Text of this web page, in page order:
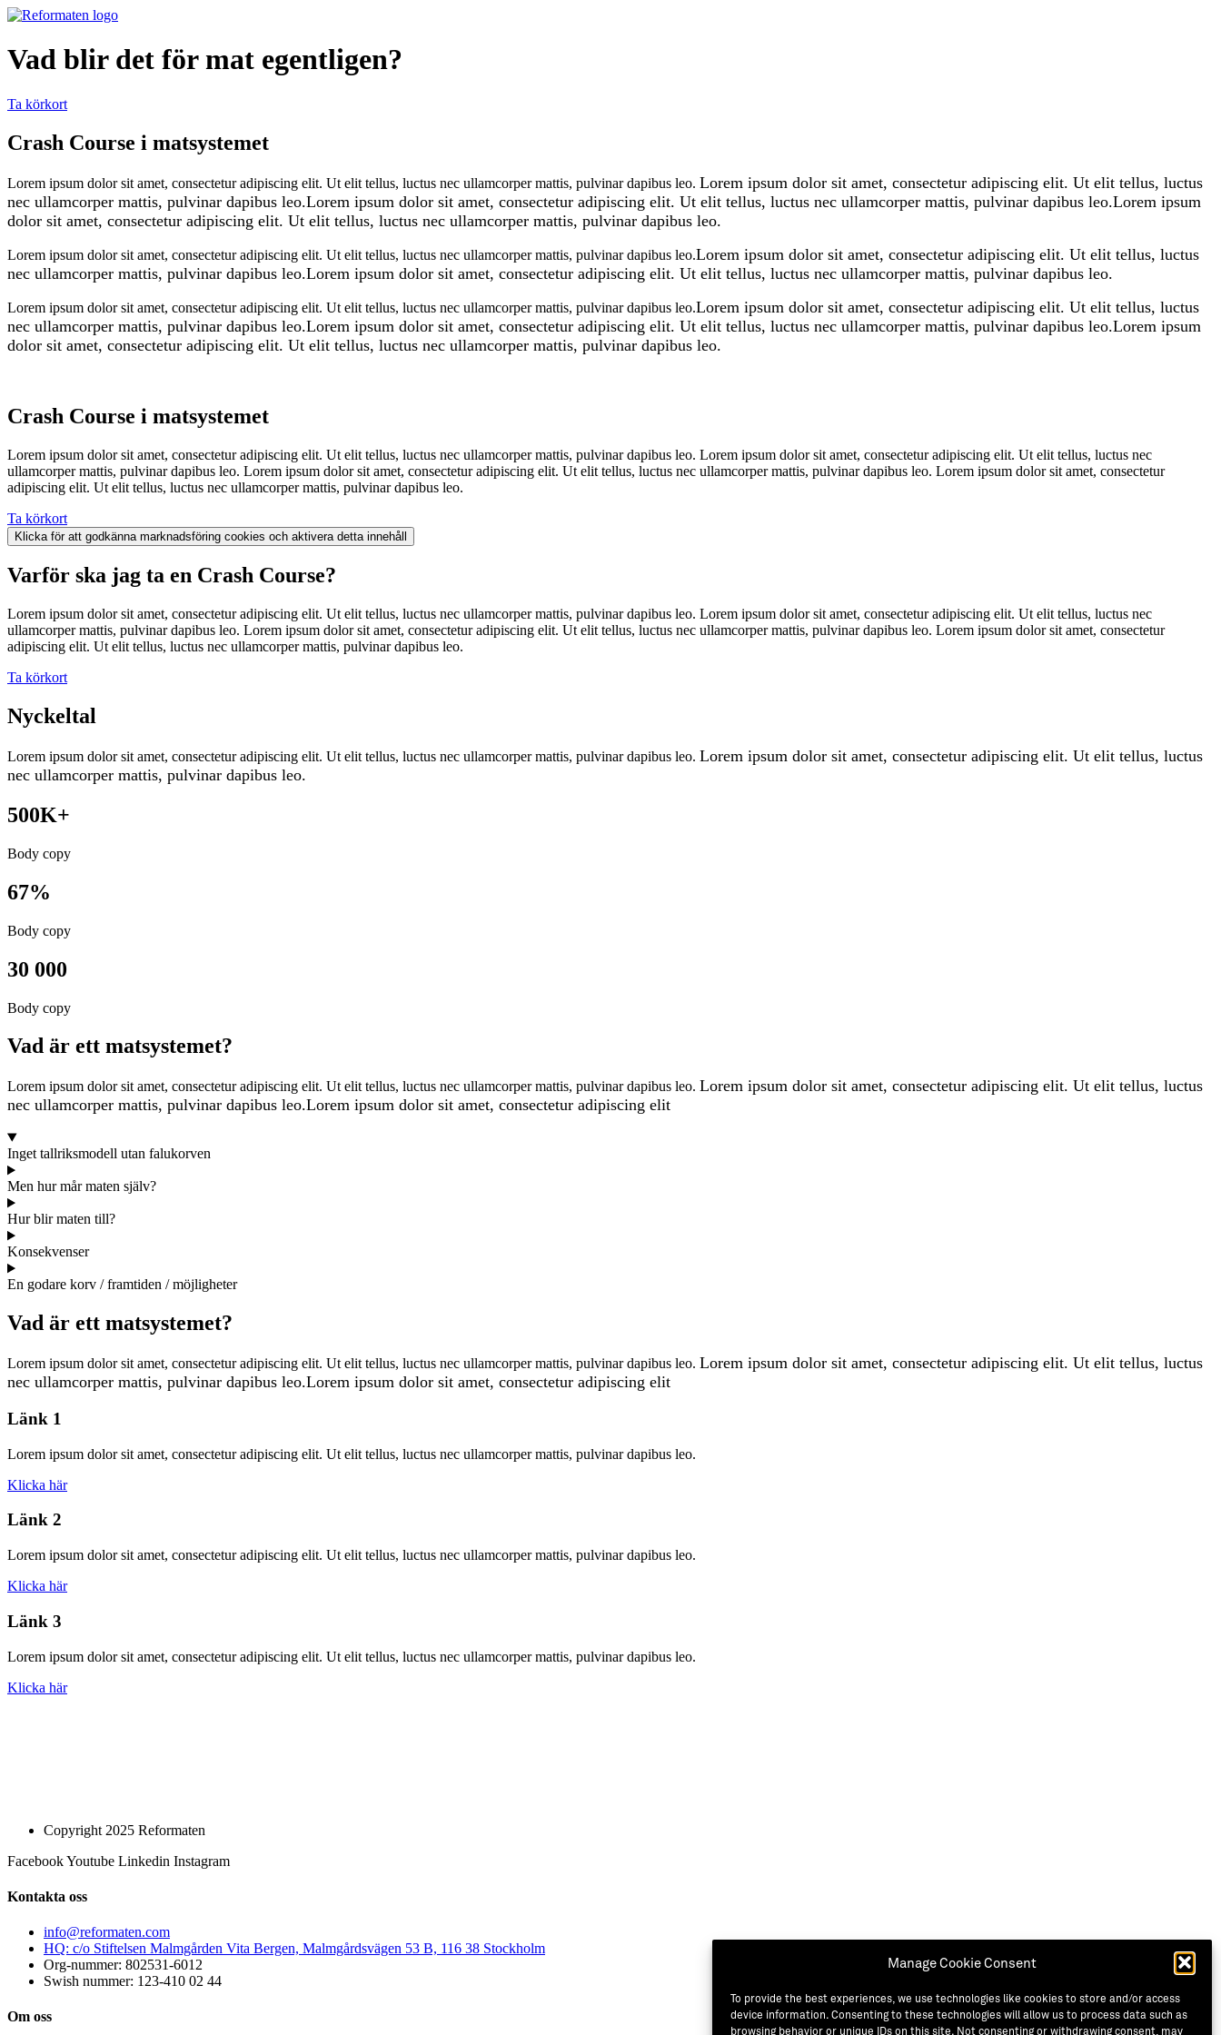
Manage Cookie Consent
To provide the best experiences, we use technologies like cookies to store and/or access
device information. Consenting to these technologies will allow us to process data such as
browsing behavior or unique IDs on this site. Not consenting or withdrawing consent, may
Hoppa
innehåll
Vad blir det för mat egentligen?
Ta körkort
Crash Course i matsystemet
Lorem ipsum dolor sit amet, consectetur adipiscing elit. Ut elit tellus, luctus nec ullamcorper mattis, pulvinar dapibus leo. Lorem ipsum dolor sit amet, consectetur adipiscing elit. Ut elit tellus, luctus
nec ullamcorper mattis, pulvinar dapibus leo.Lorem ipsum dolor sit amet, consectetur adipiscing elit. Ut elit tellus, luctus nec ullamcorper mattis, pulvinar dapibus leo.Lorem ipsum
dolor sit amet, consectetur adipiscing elit. Ut elit tellus, luctus nec ullamcorper mattis, pulvinar dapibus leo.
Lorem ipsum dolor sit amet, consectetur adipiscing elit. Ut elit tellus, luctus nec ullamcorper mattis, pulvinar dapibus leo.Lorem ipsum dolor sit amet, consectetur adipiscing elit. Ut elit tellus, luctus
nec ullamcorper mattis, pulvinar dapibus leo.Lorem ipsum dolor sit amet, consectetur adipiscing elit. Ut elit tellus, luctus nec ullamcorper mattis, pulvinar dapibus leo.
Lorem ipsum dolor sit amet, consectetur adipiscing elit. Ut elit tellus, luctus nec ullamcorper mattis, pulvinar dapibus leo.Lorem ipsum dolor sit amet, consectetur adipiscing elit. Ut elit tellus, luctus
nec ullamcorper mattis, pulvinar dapibus leo.Lorem ipsum dolor sit amet, consectetur adipiscing elit. Ut elit tellus, luctus nec ullamcorper mattis, pulvinar dapibus leo.Lorem ipsum
dolor sit amet, consectetur adipiscing elit. Ut elit tellus, luctus nec ullamcorper mattis, pulvinar dapibus leo.
Crash Course i matsystemet
Lorem ipsum dolor sit amet, consectetur adipiscing elit. Ut elit tellus, luctus nec ullamcorper mattis, pulvinar dapibus leo. Lorem ipsum dolor sit amet, consectetur adipiscing elit. Ut elit tellus, luctus nec
ullamcorper mattis, pulvinar dapibus leo. Lorem ipsum dolor sit amet, consectetur adipiscing elit. Ut elit tellus, luctus nec ullamcorper mattis, pulvinar dapibus leo. Lorem ipsum dolor sit amet, consectetur
adipiscing elit. Ut elit tellus, luctus nec ullamcorper mattis, pulvinar dapibus leo.
Ta körkort
Klicka för att godkänna marknadsföring cookies och aktivera detta innehåll
Varför ska jag ta en Crash Course?
Lorem ipsum dolor sit amet, consectetur adipiscing elit. Ut elit tellus, luctus nec ullamcorper mattis, pulvinar dapibus leo. Lorem ipsum dolor sit amet, consectetur adipiscing elit. Ut elit tellus, luctus nec
ullamcorper mattis, pulvinar dapibus leo. Lorem ipsum dolor sit amet, consectetur adipiscing elit. Ut elit tellus, luctus nec ullamcorper mattis, pulvinar dapibus leo. Lorem ipsum dolor sit amet, consectetur
adipiscing elit. Ut elit tellus, luctus nec ullamcorper mattis, pulvinar dapibus leo.
Ta körkort
Nyckeltal
Lorem ipsum dolor sit amet, consectetur adipiscing elit. Ut elit tellus, luctus nec ullamcorper mattis, pulvinar dapibus leo. Lorem ipsum dolor sit amet, consectetur adipiscing elit. Ut elit tellus, luctus
nec ullamcorper mattis, pulvinar dapibus leo.
500K+
Body copy
67%
Body copy
30 000
Body copy
Vad är ett matsystemet?
Lorem ipsum dolor sit amet, consectetur adipiscing elit. Ut elit tellus, luctus nec ullamcorper mattis, pulvinar dapibus leo. Lorem ipsum dolor sit amet, consectetur adipiscing elit. Ut elit tellus, luctus
nec ullamcorper mattis, pulvinar dapibus leo.Lorem ipsum dolor sit amet, consectetur adipiscing elit
Inget tallriksmodell utan falukorven
Men hur mår maten själv?
Hur blir maten till?
Konsekvenser
En godare korv / framtiden / möjligheter
Vad är ett matsystemet?
Lorem ipsum dolor sit amet, consectetur adipiscing elit. Ut elit tellus, luctus nec ullamcorper mattis, pulvinar dapibus leo. Lorem ipsum dolor sit amet, consectetur adipiscing elit. Ut elit tellus, luctus
nec ullamcorper mattis, pulvinar dapibus leo.Lorem ipsum dolor sit amet, consectetur adipiscing elit
Länk 1
Lorem ipsum dolor sit amet, consectetur adipiscing elit. Ut elit tellus, luctus nec ullamcorper mattis, pulvinar dapibus leo.
Klicka här
Länk 2
Lorem ipsum dolor sit amet, consectetur adipiscing elit. Ut elit tellus, luctus nec ullamcorper mattis, pulvinar dapibus leo.
Klicka här
Länk 3
Lorem ipsum dolor sit amet, consectetur adipiscing elit. Ut elit tellus, luctus nec ullamcorper mattis, pulvinar dapibus leo.
Klicka här
Copyright 2025 Reformaten
FacebookYoutube Linkedin Instagram
Kontakta oss
info@reformaten.com​
HQ: c/o Stiftelsen Malmgården Vita Bergen, Malmgårdsvägen 53 B, 116 38 Stockholm
Org-nummer: 802531-6012
Swish nummer: 123-410 02 44
Om oss